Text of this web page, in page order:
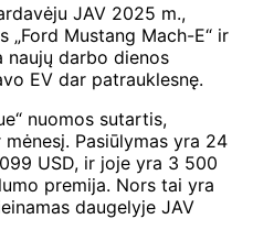
JAV 2025 m.,
„Ford Mustang Mach-E“ ir
naujų darbo dienos
EV dar patrauklesnę.
nuomos sutartis,
Pasiūlymas yra 24
USD, ir joje yra 3 500
premija. Nors tai yra
daugelyje JAV